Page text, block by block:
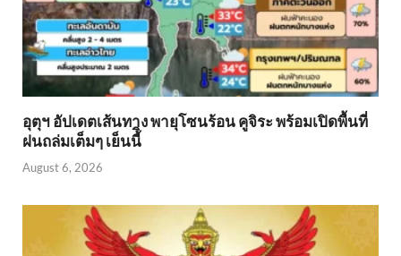
อุตุฯ อัปเดตเส้นทาง พายุโซนร้อน คูจิระ พร้อมเปิดพื้นที่
ฝนถล่มเต็มๆ เย็นนี้ิ
August 6, 2026